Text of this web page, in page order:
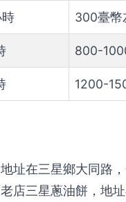
300臺幣
800-
1200-
址在三星鄉大同路
店三星蔥油餅，地